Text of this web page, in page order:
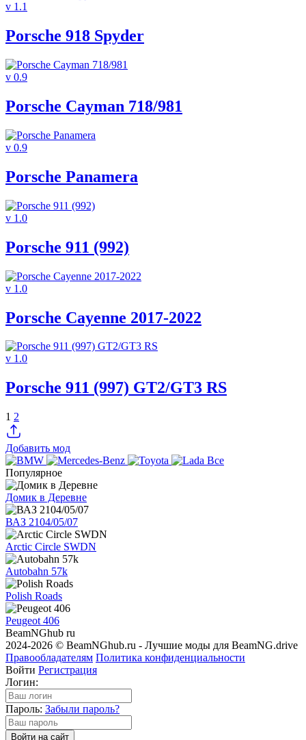
v 1.1
Porsche 918 Spyder
v 0.9
Porsche Cayman 718/981
v 0.9
Porsche Panamera
v 1.0
Porsche 911 (992)
v 1.0
Porsche Cayenne 2017-2022
v 1.0
Porsche 911 (997) GT2/GT3 RS
1 2
Добавить мод
Все
Популярное
Домик в Деревне
ВАЗ 2104/05/07
Arctic Circle SWDN
Autobahn 57k
Polish Roads
Peugeot 406
BeamNGhub ru
2024-2026 © BeamNGhub.ru - Лучшие моды для BeamNG.drive
Правообладателям Политика конфиденциальности
Войти Регистрация
Логин:
Пароль: Забыли пароль?
Войти на сайт